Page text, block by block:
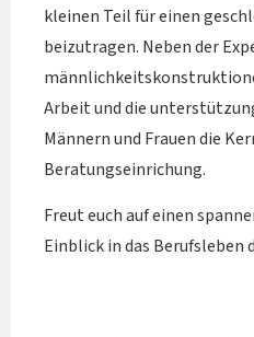
kleinen Teil für einen
beizutragen. Neben der
Arbeit und die
Männern und Frauen die
Beratungseinrichung.
Freut euch auf einen
Einblick in das Berufsleben